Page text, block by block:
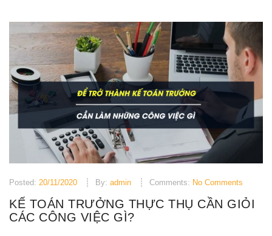
Posted: 20/11/2020 By: admin Comments: No Comments
KẾ TOÁN TRƯỞNG THỰC THỤ CẦN GIỎI
CÁC CÔNG VIỆC GÌ?